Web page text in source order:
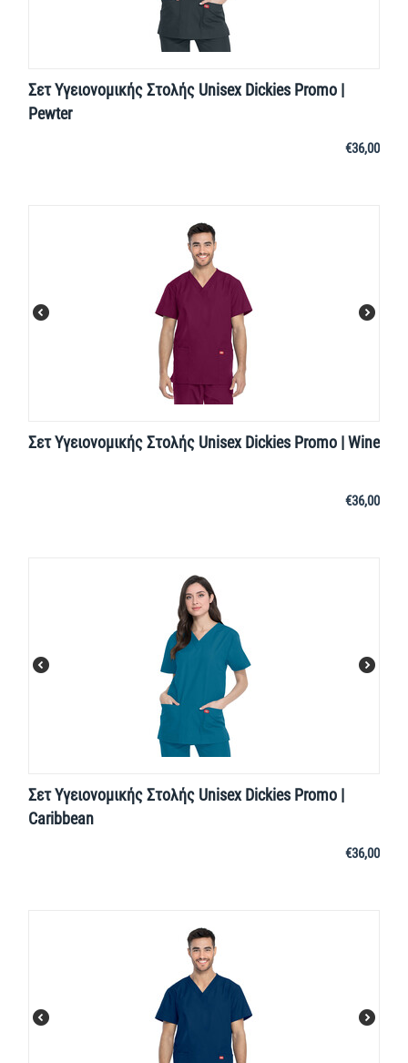
Σετ Υγειονομικής Στολής Unisex Dickies Promo |
Pewter
€36,00
Σετ Υγειονομικής Στολής Unisex Dickies Promo | Wine
€36,00
Σετ Υγειονομικής Στολής Unisex Dickies Promo |
Caribbean
€36,00